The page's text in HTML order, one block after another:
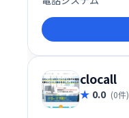
clocall
0.0 (0件)